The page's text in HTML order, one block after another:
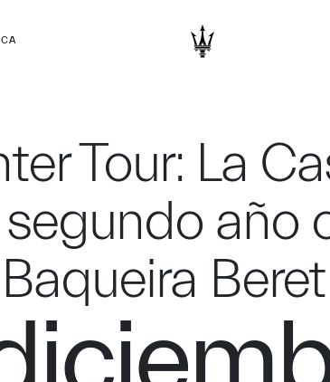
Tour: La
año
Beret